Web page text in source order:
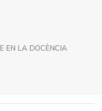
EN LA DOCÈNCIA